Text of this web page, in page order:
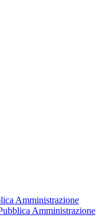
Amministrazione
Amministrazione